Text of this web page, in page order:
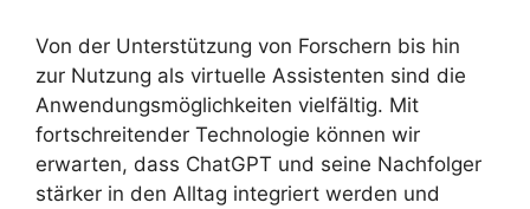
Von der Unterstützung von Forschern bis hin
zur Nutzung als virtuelle Assistenten sind die
Anwendungsmöglichkeiten vielfältig. Mit
fortschreitender Technologie können wir
erwarten, dass ChatGPT und seine Nachfolger
stärker in den Alltag integriert werden und